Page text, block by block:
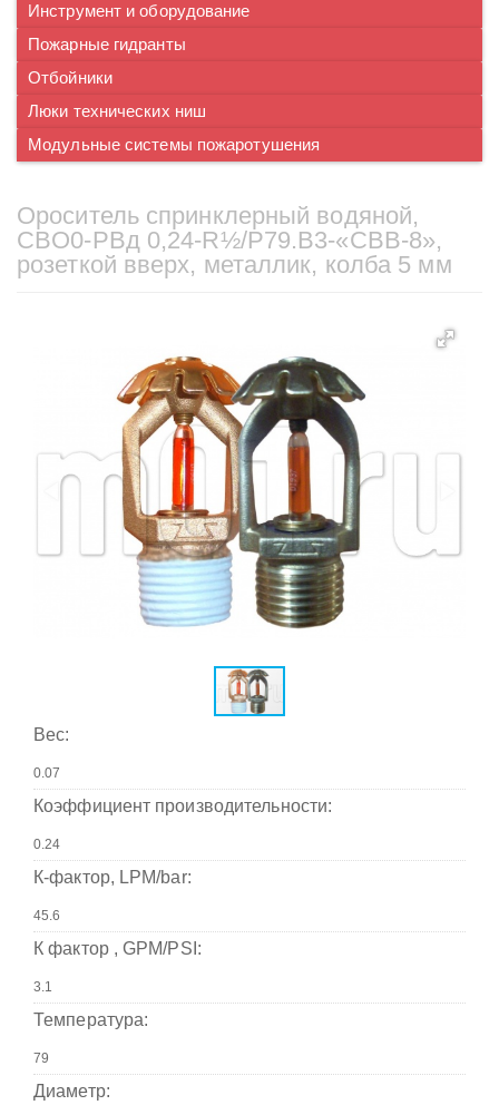
Инструмент и оборудование
Пожарные гидранты
Отбойники
Люки технических ниш
Модульные системы пожаротушения
Ороситель спринклерный водяной,
CBO0-PBд 0,24-R½/P79.B3-«CBВ-8»,
розеткой вверх, металлик, колба 5 мм
Вес:
Коэффициент производительности:
К-фактор, LPM/bar:
К фактор , GPM/PSI:
Температура:
Диаметр: